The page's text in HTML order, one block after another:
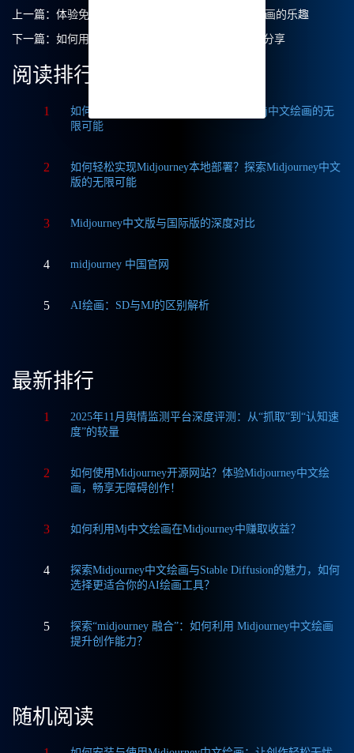
上一篇： 体验免费的Midjourney软件，畅享Mj中文绘画的乐趣
下一篇： 如何用Midjourney中文绘画？我的创作之旅分享
阅读排行
1
如何获取Midjourney破解版免费？探索Mj中文绘画的无
限可能
2
如何轻松实现Midjourney本地部署？探索Midjourney中文
版的无限可能
3 Midjourney中文版与国际版的深度对比
4 midjourney 中国官网
5 AI绘画：SD与MJ的区别解析
最新排行
1
2025年11月舆情监测平台深度评测：从“抓取”到“认知速
度”的较量
2
如何使用Midjourney开源网站？体验Midjourney中文绘
画，畅享无障碍创作！
3 如何利用Mj中文绘画在Midjourney中赚取收益？
4
探索Midjourney中文绘画与Stable Diffusion的魅力，如何
选择更适合你的AI绘画工具？
5
探索“midjourney 融合”：如何利用 Midjourney中文绘画
提升创作能力？
随机阅读